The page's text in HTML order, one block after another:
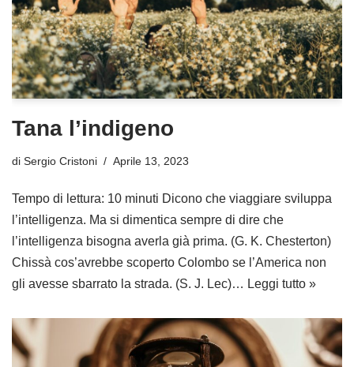
Tana l’indigeno
di Sergio Cristoni Aprile 13, 2023
Tempo di lettura: 10 minuti Dicono che viaggiare sviluppa
l’intelligenza. Ma si dimentica sempre di dire che
l’intelligenza bisogna averla già prima. (G. K. Chesterton)
Chissà cos’avrebbe scoperto Colombo se l’America non
gli avesse sbarrato la strada. (S. J. Lec)… Leggi tutto »